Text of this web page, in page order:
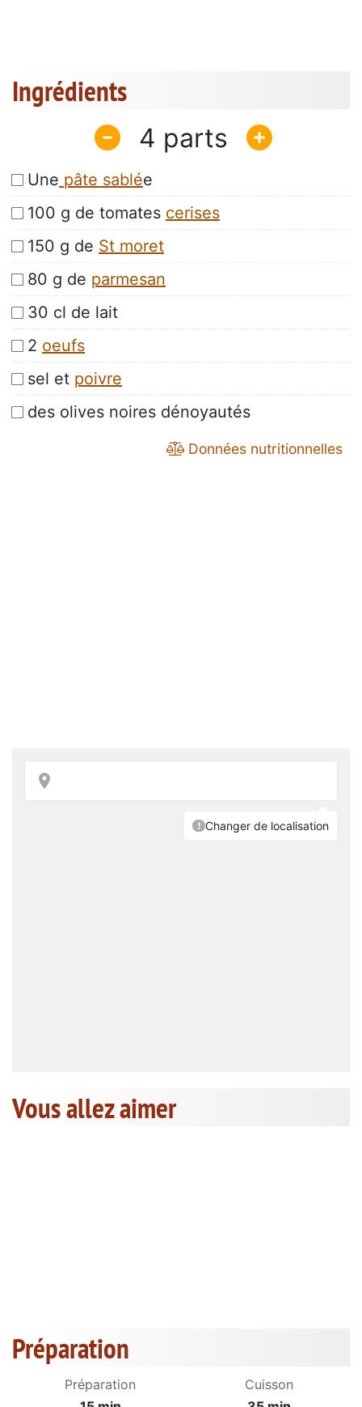
Ingrédients
4
Une pâte sablée
100 g de tomates cerises
150 g de St moret
80 g de parmesan
30 cl de lait
2 oeufs
sel et poivre
des olives noires dénoyautés
Données nutritionnelles
Vous allez aimer
Préparation
Préparation
Cuisson